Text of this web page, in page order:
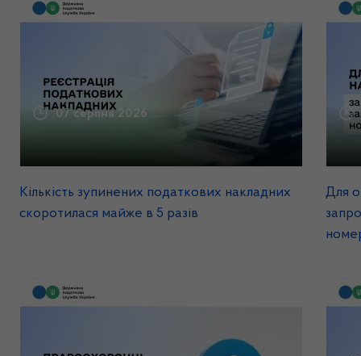
07 серпня 2026
Кількість зупинених податкових накладних
скоротилася майже в 5 разів
Для